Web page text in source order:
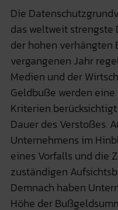
Die
das weltweit strengste
der hohen verhängten
vergangenen Jahr
Medien und der
Geldbuße werden
Kriterien
Dauer des Verstoßes.
Unternehmens im
eines Vorfalls und die
zuständigen
Demnach haben
Höhe der